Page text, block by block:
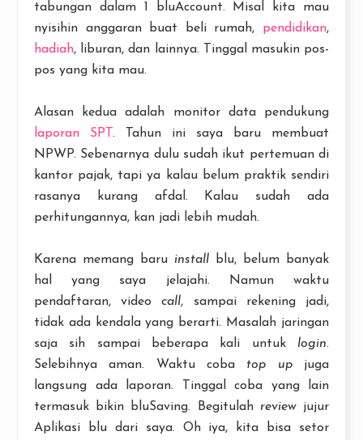
tabungan dalam 1 bluAccount. Misal kita mau
nyisihin anggaran buat beli rumah, pendidikan,
hadiah, liburan, dan lainnya. Tinggal masukin pos-
pos yang kita mau.
Alasan kedua adalah monitor data pendukung
laporan SPT . Tahun ini saya baru membuat
NPWP. Sebenarnya dulu sudah ikut pertemuan di
kantor pajak, tapi ya kalau belum praktik sendiri
rasanya kurang afdal. Kalau sudah ada
perhitungannya, kan jadi lebih mudah.
Karena memang baru install blu, belum banyak
hal yang saya jelajahi. Namun waktu
pendaftaran, videocall, sampai rekening jadi,
tidak ada kendala yang berarti. Masalah jaringan
saja sih sampai beberapa kali untuk login.
Selebihnya aman. Waktu coba top upjuga
langsung ada laporan. Tinggal coba yang lain
termasuk bikin bluSaving. Begitulah reviewjujur
Aplikasi blu dari saya. Oh iya, kita bisa setor